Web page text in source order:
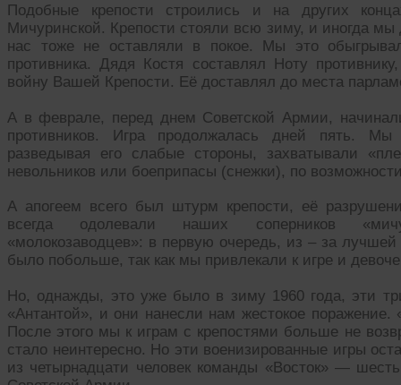
Подобные крепости строились и на других
Мичуринской. Крепости стояли всю зиму, и иногда
нас тоже не оставляли в покое. Мы это
противника. Дядя Костя составлял Ноту
войну Вашей Крепости. Её доставлял до места
А в феврале, перед днем Советской Армии,
противников. Игра продолжалась дней пять.
разведывая его слабые стороны, захватывали
невольников или боеприпасы (снежки), по
А апогеем всего был штурм крепости, её
всегда одолевали наших соперников
«молокозаводцев»: в первую очередь, из – за
было побольше, так как мы привлекали к игре и
Но, однажды, это уже было в зиму 1960 года, эти
«Антантой», и они нанесли нам жестокое
После этого мы к играм с крепостями больше не
стало неинтересно. Но эти военизированные игры
из четырнадцати человек команды «Восток» —